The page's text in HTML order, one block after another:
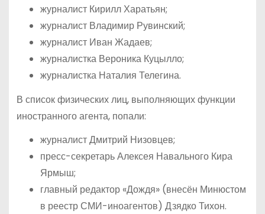
журналист Кирилл Харатьян;
журналист Владимир Рувинский;
журналист Иван Жадаев;
журналистка Вероника Куцылло;
журналистка Наталия Телегина.
В список физических лиц, выполняющих функции
иностранного агента, попали:
журналист Дмитрий Низовцев;
пресс-секретарь Алексея Навального Кира
Ярмыш;
главный редактор «Дождя» (внесён Минюстом
в реестр СМИ-иноагентов) Дзядко Тихон.